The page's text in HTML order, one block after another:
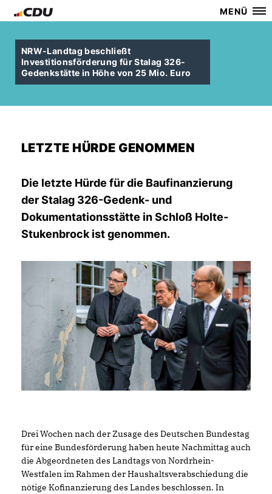
MENÜ
NRW-Landtag beschließt
Investitionsförderung für Stalag 326-
Gedenkstätte in Höhe von 25 Mio. Euro
LETZTE HÜRDE GENOMMEN
Die letzte Hürde für die Baufinanzierung
der Stalag 326-Gedenk- und
Dokumentationsstätte in Schloß Holte-
Stukenbrock ist genommen.
Drei Wochen nach der Zusage des Deutschen Bundestag
für eine Bundesförderung haben heute Nachmittag auch
die Abgeordneten des Landtags von Nordrhein-
Westfalen im Rahmen der Haushaltsverabschiedung die
nötige Kofinanzierung des Landes beschlossen. In